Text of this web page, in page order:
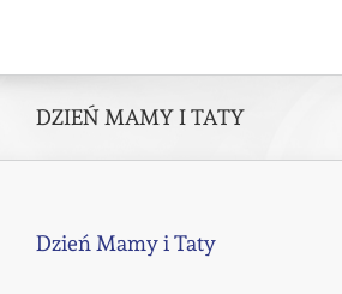
DZIEŃ MAMY I TATY
Dzień Mamy i Taty